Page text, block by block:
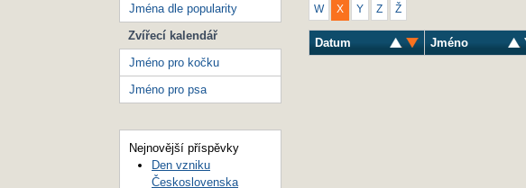
W X Y Z Ž
Datum Jméno
Jména dle popularity
Zvířecí kalendář
Jméno pro kočku
Jméno pro psa
Nejnovější příspěvky
Den vzniku
Československa